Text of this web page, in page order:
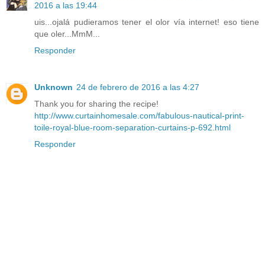
2016 a las 19:44
uis...ojalá pudieramos tener el olor vía internet! eso tiene
que oler...MmM...
Responder
Unknown 24 de febrero de 2016 a las 4:27
Thank you for sharing the recipe!
http://www.curtainhomesale.com/fabulous-nautical-print-
toile-royal-blue-room-separation-curtains-p-692.html
Responder